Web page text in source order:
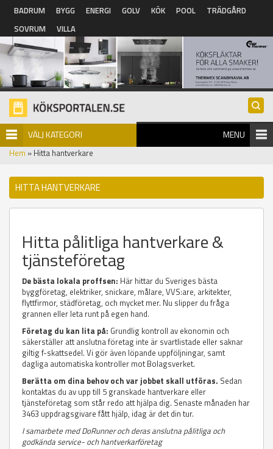
Hoppa till huvudinnehåll
BADRUM BYGG ENERGI GOLV KÖK POOL
TRÄDGÅRD
SOVRUM
VILLA
VÄLJ KATEGORI MENU
Hem » Hitta hantverkare
HITTA HANTVERKARE
Hitta pålitliga hantverkare &
tjänsteföretag
De bästa lokala proffsen: Här hittar du Sveriges bästa
byggföretag, elektriker, snickare, målare, VVS:are, arkitekter,
flyttfirmor, städföretag, och mycket mer. Nu slipper du fråga
grannen eller leta runt på egen hand.
Företag du kan lita på: Grundlig kontroll av ekonomin och
säkerställer att anslutna företag inte är svartlistade eller saknar
giltig f-skattsedel. Vi gör även löpande uppföljningar, samt
dagliga automatiska kontroller mot Bolagsverket.
Berätta om dina behov och var jobbet skall utföras. Sedan
kontaktas du av upp till 5 granskade hantverkare eller
tjänsteföretag som står redo att hjälpa dig. Senaste månaden har
3463 uppdragsgivare fått hjälp, idag är det din tur.
I samarbete med DoRunner och deras anslutna pålitliga och
godkända service- och hantverkarföretag